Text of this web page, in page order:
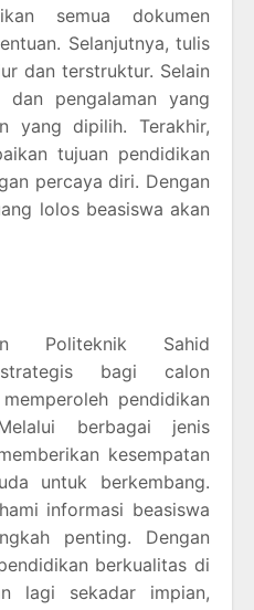
semua dokumen
Selanjutnya, tulis
dan terstruktur. Selain
pengalaman yang
yang dipilih. Terakhir,
tujuan pendidikan
percaya diri. Dengan
lolos beasiswa akan
Politeknik Sahid
bagi calon
pendidikan
berbagai jenis
kesempatan
untuk berkembang.
informasi beasiswa
penting. Dengan
berkualitas di
lagi sekadar impian,